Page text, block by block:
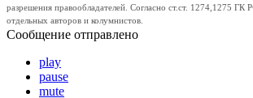
разрешения правообладателей. Согласно ст.ст. 1274,1275
отдельных авторов и колумнистов.
Сообщение отправлено
play
pause
mute